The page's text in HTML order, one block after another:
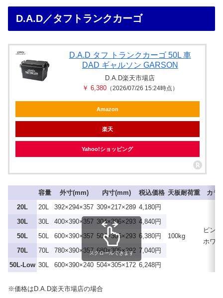
D.A.D／タフトランクカーゴ
D.A.D タフ トランクカーゴ 50L 車
DAD ギャルソン GARSON
D.A.D楽天市場店
￥ 6,380（2026/07/26 15:24時点）
Amazon
楽天
Yahoo!ショッピング
容量 外寸(mm) 内寸(mm) 税込価格 天板耐荷重
カラ
20L
20L 392×294×357 309×217×289 4,180円
100kg
ピンク
ホワ
30L 30L 400×390×357 304×306×293 4,840円
50L
50L 600×390×357 504×306×293 6,380円
70L
70L 780×390×357 680×305×292 7,040円
50L-Low 30L 600×390×240 504×305×172 6,248円
スクロールできます
※価格はD.A.D楽天市場店の場合